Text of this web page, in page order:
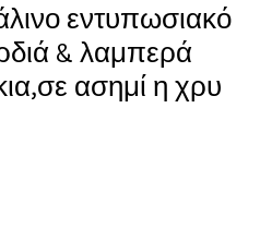
εντυπωσιακό
& λαμπερά
ασημί η χρυ